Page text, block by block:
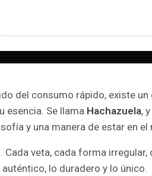
del consumo rápido, existe un
esencia. Se llama Hachazuela,
y una manera de estar en el
veta, cada forma irregular,
lo duradero y lo único.